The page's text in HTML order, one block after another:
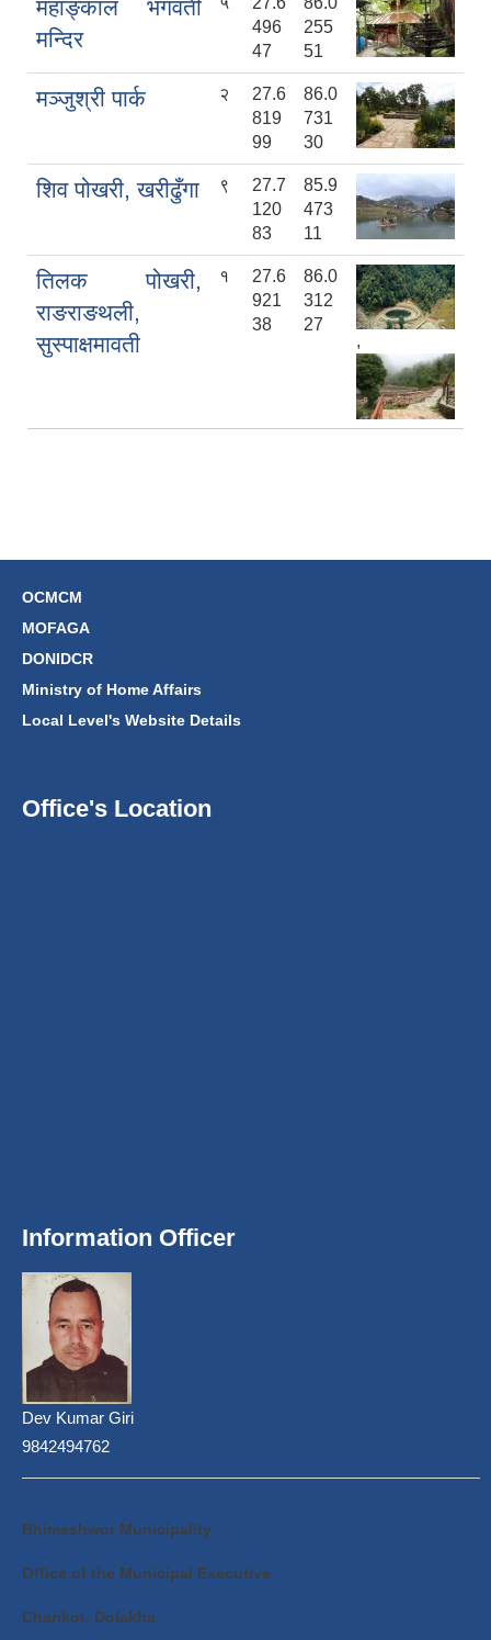
महाङ्काल भगवती
मन्दिर
496
47
255
51
मञ्जुश्री पार्क २
27.6
819
99
86.0
731
30
शिव पोखरी, खरीढुँगा ९
27.7
120
83
85.9
473
11
तिलक पोखरी,
राङराङथली,
सुस्पाक्षमावती
१
27.6
921
38
86.0
312
27
,
OCMCM
MOFAGA
DONIDCR
Ministry of Home Affairs
Local Level's Website Details
Office's Location
Information Officer
Dev Kumar Giri
9842494762
Bhimeshwor Municipality
Office of the Municipal Executive
Charikot, Dolakha